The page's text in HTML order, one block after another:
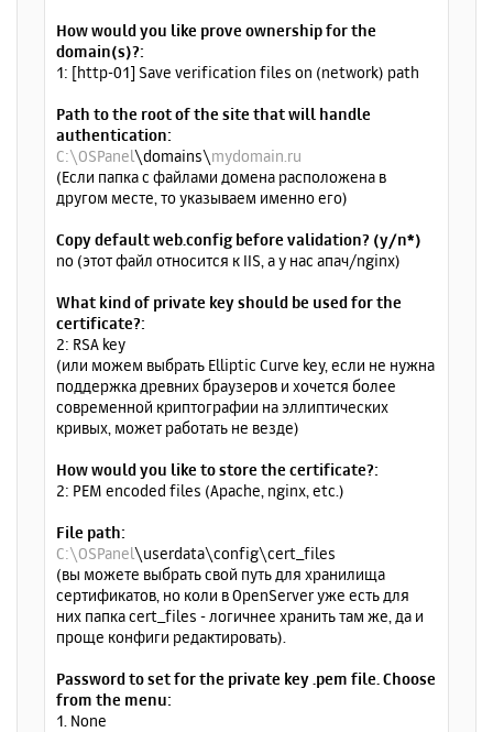
How would you like prove ownership for the
domain(s)?:
1: [http-01] Save verification files on (network) path
Path to the root of the site that will handle
authentication:
C:\OSPanel\domains\mydomain.ru
(Если папка с файлами домена расположена в
другом месте, то указываем именно его)
Copy default web.config before validation? (y/n*)
no (этот файл относится к IIS, а у нас апач/nginx)
What kind of private key should be used for the
certificate?:
2: RSA key
(или можем выбрать Elliptic Curve key, если не нужна
поддержка древних браузеров и хочется более
современной криптографии на эллиптических
кривых, может работать не везде)
How would you like to store the certificate?:
2: PEM encoded files (Apache, nginx, etc.)
File path:
C:\OSPanel\userdata\config\cert_files
(вы можете выбрать свой путь для хранилища
сертификатов, но коли в OpenServer уже есть для
них папка cert_files - логичнее хранить там же, да и
проще конфиги редактировать).
Password to set for the private key .pem file. Choose
from the menu:
1. None